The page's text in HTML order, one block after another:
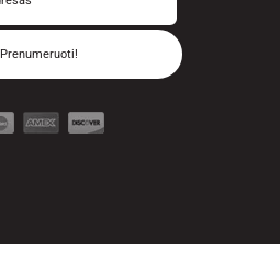
Prenumeruoti!